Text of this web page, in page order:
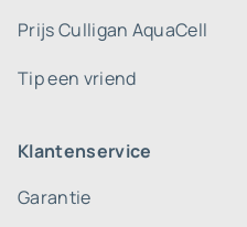
Prijs Culligan AquaCell
Tip een vriend
Klantenservice
Garantie